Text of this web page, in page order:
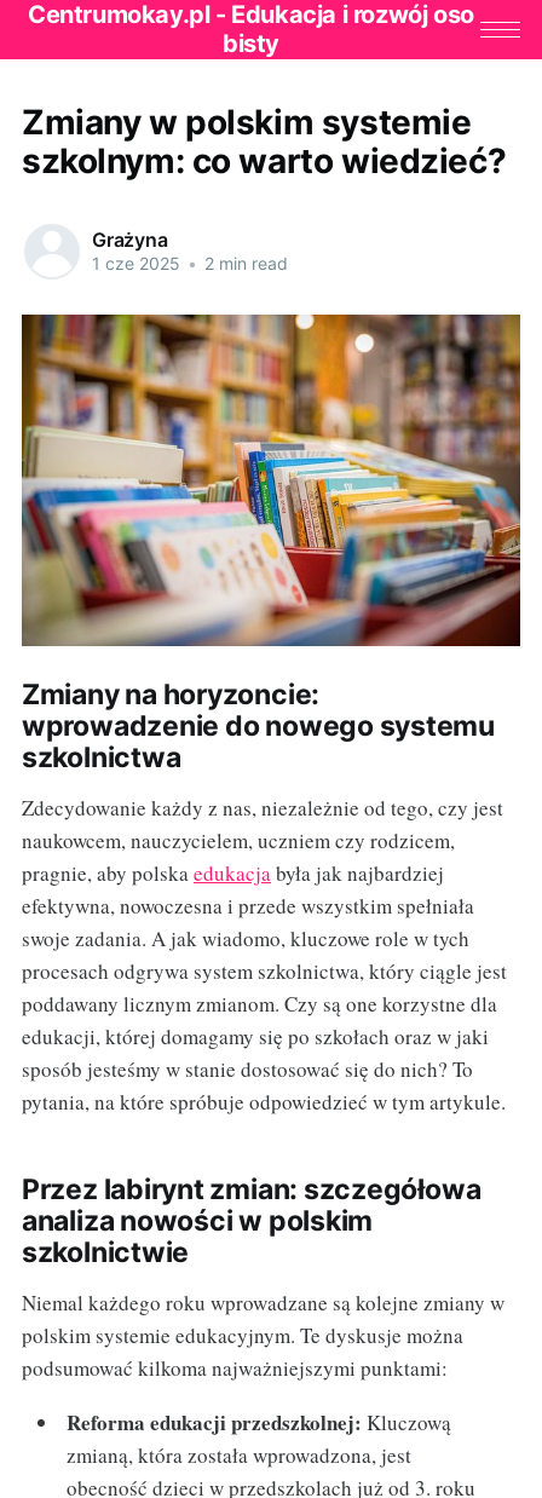
Centrumokay.pl - Edukacja i rozwój oso
bisty
Zmiany w polskim systemie
szkolnym: co warto wiedzieć?
Grażyna
1 cze 2025 • 2 min read
Zmiany na horyzoncie:
wprowadzenie do nowego systemu
szkolnictwa
Zdecydowanie każdy z nas, niezależnie od tego, czy jest
naukowcem, nauczycielem, uczniem czy rodzicem,
pragnie, aby polskaedukacjabyła jak najbardziej
efektywna, nowoczesna i przede wszystkim spełniała
swoje zadania. A jak wiadomo, kluczowe role w tych
procesach odgrywa system szkolnictwa, który ciągle jest
poddawany licznym zmianom. Czy są one korzystne dla
edukacji, której domagamy się po szkołach oraz w jaki
sposób jesteśmy w stanie dostosować się do nich? To
pytania, na które spróbuje odpowiedzieć w tym artykule.
Przez labirynt zmian: szczegółowa
analiza nowości w polskim
szkolnictwie
Niemal każdego roku wprowadzane są kolejne zmiany w
polskim systemie edukacyjnym. Te dyskusje można
podsumować kilkoma najważniejszymi punktami:
Reforma edukacji przedszkolnej: Kluczową
zmianą, która została wprowadzona, jest
obecność dzieci w przedszkolach już od 3. roku